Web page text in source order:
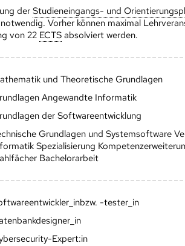
derStudieneingangs- und
Vorher können maximal
von 22 ECTSabsolviert werden.
und Theoretische Grundlagen
Angewandte Informatik
der Softwareentwicklung
Grundlagen und Systemsoftware
Spezialisierung
Bachelorarbeit
-tester_in
Expert:in